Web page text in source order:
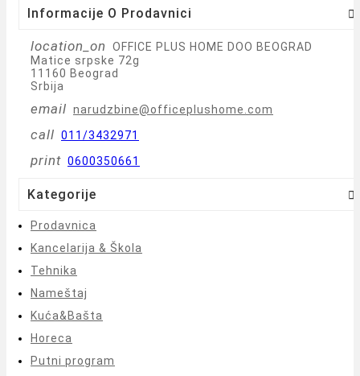
Informacije O Prodavnici 
location_on
OFFICE PLUS HOME DOO BEOGRAD
Matice srpske 72g
11160 Beograd
Srbija
email narudzbine@officeplushome.com
call 011/3432971
print 0600350661
Kategorije 
Prodavnica
Kancelarija & Škola
Tehnika
Nameštaj
Kuća&Bašta
Horeca
Putni program